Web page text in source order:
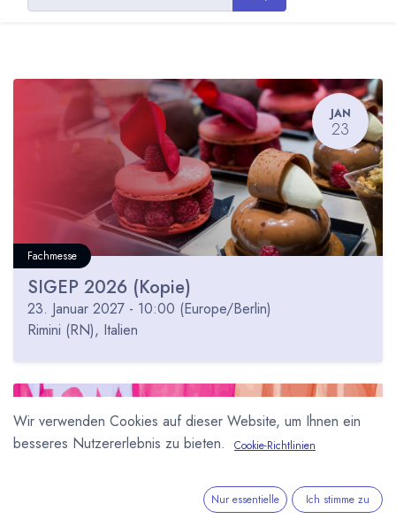
JAN
23
Fachmesse
SIGEP 2026 (Kopie)
23. Januar 2027 - 10:00 (Europe/Berlin)
Rimini (RN), Italien
JAN
Wir verwenden Cookies auf dieser Website, um Ihnen ein
besseres Nutzererlebnis zu bieten.
Cookie-Richtlinien
Nur essentielle Ich stimme zu